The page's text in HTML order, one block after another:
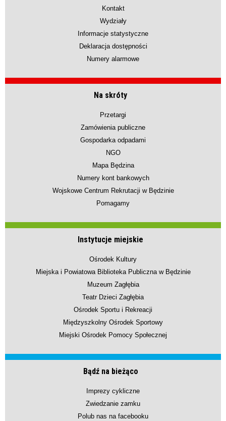
Kontakt
Wydziały
Informacje statystyczne
Deklaracja dostępności
Numery alarmowe
Na skróty
Przetargi
Zamówienia publiczne
Gospodarka odpadami
NGO
Mapa Będzina
Numery kont bankowych
Wojskowe Centrum Rekrutacji w Będzinie
Pomagamy
Instytucje miejskie
Ośrodek Kultury
Miejska i Powiatowa Biblioteka Publiczna w Będzinie
Muzeum Zagłębia
Teatr Dzieci Zagłębia
Ośrodek Sportu i Rekreacji
Międzyszkolny Ośrodek Sportowy
Miejski Ośrodek Pomocy Społecznej
Bądź na bieżąco
Imprezy cykliczne
Zwiedzanie zamku
Polub nas na facebooku